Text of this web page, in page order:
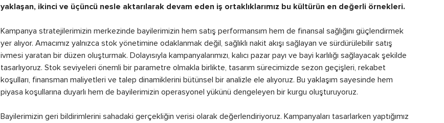
yaklaşan, ikinci ve üçüncü nesle aktarılarak devam eden iş ortaklıklarımız bu kültürün en değerli örnekleri.
Kampanya stratejilerimizin merkezinde bayilerimizin hem satış performansım hem de finansal sağlığını güçlendirmek
yer alıyor. Amacımız yalnızca stok yönetimine odaklanmak değil, sağlıklı nakit akışı sağlayan ve sürdürülebilir satış
ivmesi yaratan bir düzen oluşturmak. Dolayısıyla kampanyalarımızı, kalıcı pazar payı ve bayi karlılığı sağlayacak şekilde
tasarlıyoruz. Stok seviyeleri önemli bir parametre olmakla birlikte, tasarım sürecimizde sezon geçişleri, rekabet
koşulları, finansman maliyetleri ve talep dinamiklerini bütünsel bir analizle ele alıyoruz. Bu yaklaşım sayesinde hem
piyasa koşullarına duyarlı hem de bayilerimizin operasyonel yükünü dengeleyen bir kurgu oluşturuyoruz.
Bayilerimizin geri bildirimlerini sahadaki gerçekliğin verisi olarak değerlendiriyoruz. Kampanyaları tasarlarken yaptığımız